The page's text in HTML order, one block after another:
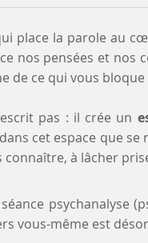
place la parole au
nos pensées et nos
ce qui vous
pas : il crée un
cet espace que
connaître, à lâcher
psychanalyse
vous-même est